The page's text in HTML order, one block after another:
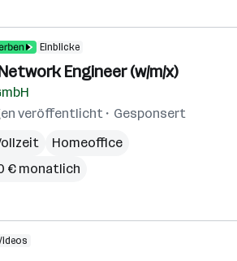
Einblicke
Engineer (w/m/x)
veröffentlicht
Gesponsert
Homeoffice
€ monatlich